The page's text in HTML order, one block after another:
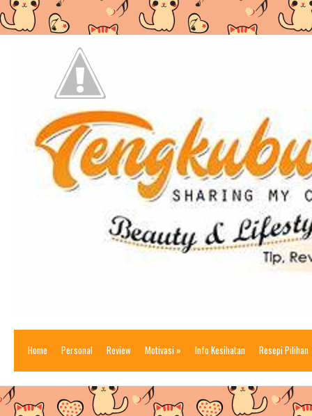
Home Personal Review Motivasi » Info Kesihatan Resepi Pilihan